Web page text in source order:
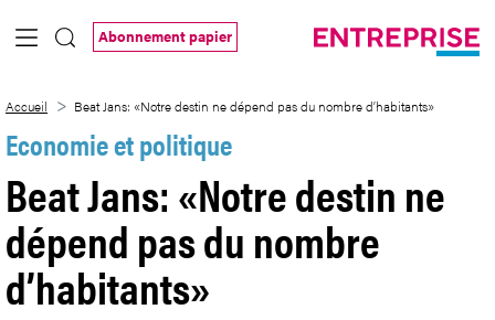
Saut au contenu principal
Abonnement papier
Accueil Beat Jans: «Notre destin ne dépend pas du nombre d’habitants»
Economie et politique
Beat Jans: «Notre destin ne
dépend pas du nombre
d’habitants»